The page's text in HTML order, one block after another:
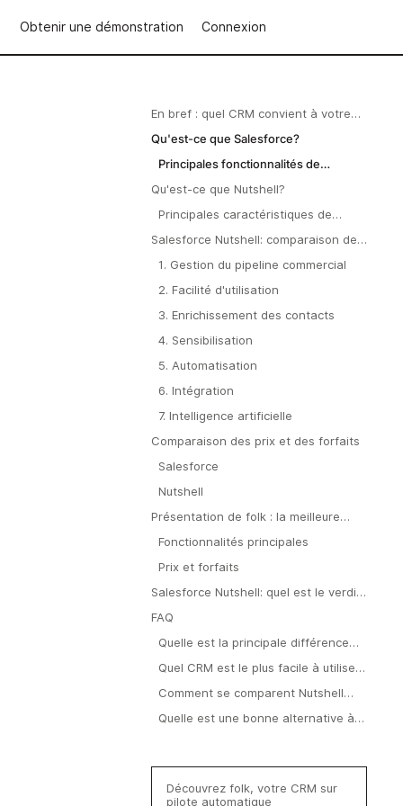
Obtenir une démonstration Connexion
En bref : quel CRM convient à votre
équipe ?
Qu'est-ce que Salesforce?
Principales fonctionnalités de
Qu'est-ce que Nutshell?
Principales caractéristiques de
Salesforce Nutshell: comparaison des
1. Gestion du pipeline commercial
2. Facilité d'utilisation
3. Enrichissement des contacts
4. Sensibilisation
5. Automatisation
6. Intégration
7. Intelligence artificielle
Comparaison des prix et des forfaits
Salesforce
Nutshell
Présentation de folk : la meilleure
Fonctionnalités principales
Prix et forfaits
Salesforce Nutshell: quel est le verdict
FAQ
Quelle est la principale différence
Quel CRM est le plus facile à utiliser :
Comment se comparent Nutshell
Quelle est une bonne alternative à
Découvrez folk, votre CRM sur
pilote automatique